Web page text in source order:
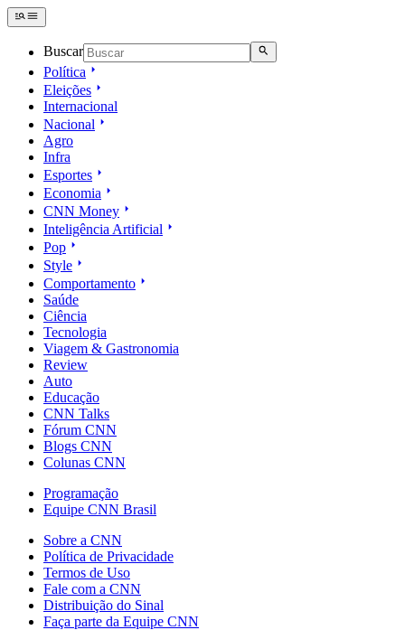
Buscar
Política
Eleições
Internacional
Nacional
Agro
Infra
Esportes
Economia
CNN Money
Inteligência Artificial
Pop
Style
Comportamento
Saúde
Ciência
Tecnologia
Viagem & Gastronomia
Review
Auto
Educação
CNN Talks
Fórum CNN
Blogs CNN
Colunas CNN
Programação
Equipe CNN Brasil
Sobre a CNN
Política de Privacidade
Termos de Uso
Fale com a CNN
Distribuição do Sinal
Faça parte da Equipe CNN